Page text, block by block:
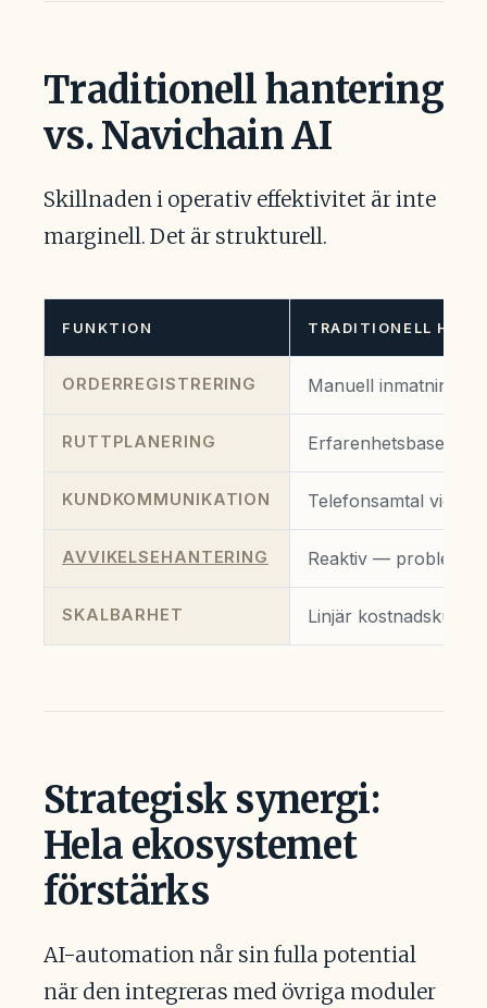
Traditionell hantering
vs. Navichain AI
Skillnaden i operativ effektivitet är inte
marginell. Det är strukturell.
FUNKTION TRADITIONELL
ORDERREGISTRERING Manuell inmatning ·
RUTTPLANERING Erfarenhetsbaserad
KUNDKOMMUNIKATION Telefonsamtal vid
AVVIKELSEHANTERING Reaktiv — problem
SKALBARHET Linjär kostnadskurva
Strategisk synergi:
Hela ekosystemet
förstärks
AI-automation når sin fulla potential
när den integreras med övriga moduler